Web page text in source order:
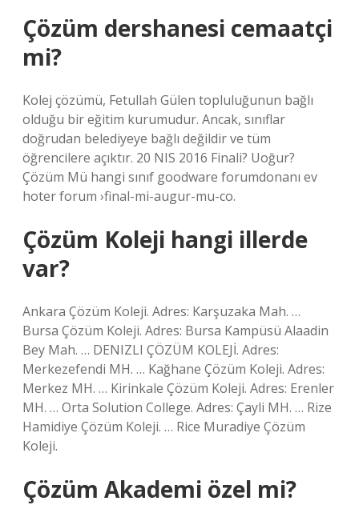
Çözüm dershanesi cemaatçi
mi?
Kolej çözümü, Fetullah Gülen topluluğunun bağlı
olduğu bir eğitim kurumudur. Ancak, sınıflar
doğrudan belediyeye bağlı değildir ve tüm
öğrencilere açıktır. 20 NIS 2016 Finali? Uoğur?
Çözüm Mü hangi sınıf goodware forumdonanı ev
hoter forum ›final-mi-augur-mu-co.
Çözüm Koleji hangi illerde
var?
Ankara Çözüm Koleji. Adres: Karşuzaka Mah. …
Bursa Çözüm Koleji. Adres: Bursa Kampüsü Alaadin
Bey Mah. … DENIZLI ÇÖZÜM KOLEJİ. Adres:
Merkezefendi MH. … Kağhane Çözüm Koleji. Adres:
Merkez MH. … Kirinkale Çözüm Koleji. Adres: Erenler
MH. … Orta Solution College. Adres: Çayli MH. … Rize
Hamidiye Çözüm Koleji. … Rice Muradiye Çözüm
Koleji.
Çözüm Akademi özel mi?